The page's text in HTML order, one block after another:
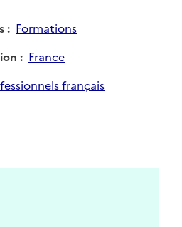
Formations
France
français